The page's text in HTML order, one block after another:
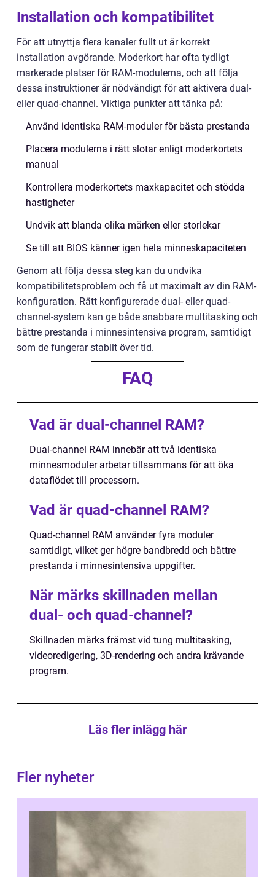
Installation och kompatibilitet
För att utnyttja flera kanaler fullt ut är korrekt
installation avgörande. Moderkort har ofta tydligt
markerade platser för RAM-modulerna, och att följa
dessa instruktioner är nödvändigt för att aktivera dual-
eller quad-channel. Viktiga punkter att tänka på:
Använd identiska RAM-moduler för bästa prestanda
Placera modulerna i rätt slotar enligt moderkortets
manual
Kontrollera moderkortets maxkapacitet och stödda
hastigheter
Undvik att blanda olika märken eller storlekar
Se till att BIOS känner igen hela minneskapaciteten
Genom att följa dessa steg kan du undvika
kompatibilitetsproblem och få ut maximalt av din RAM-
konfiguration. Rätt konfigurerade dual- eller quad-
channel-system kan ge både snabbare multitasking och
bättre prestanda i minnesintensiva program, samtidigt
som de fungerar stabilt över tid.
FAQ
Vad är dual-channel RAM?
Dual-channel RAM innebär att två identiska
minnesmoduler arbetar tillsammans för att öka
dataflödet till processorn.
Vad är quad-channel RAM?
Quad-channel RAM använder fyra moduler
samtidigt, vilket ger högre bandbredd och bättre
prestanda i minnesintensiva uppgifter.
När märks skillnaden mellan
dual- och quad-channel?
Skillnaden märks främst vid tung multitasking,
videoredigering, 3D-rendering och andra krävande
program.
Läs fler inlägg här
Fler nyheter